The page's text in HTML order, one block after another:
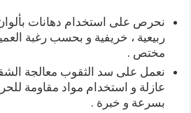
نحرص على استخدام دهانات بألوان
ربيعية ، خريفية و بحسب رغبة
مختص .
نعمل على سد الثقوب معالجة
عازلة و استخدام مواد مقاومة
بسرعة و خبرة .